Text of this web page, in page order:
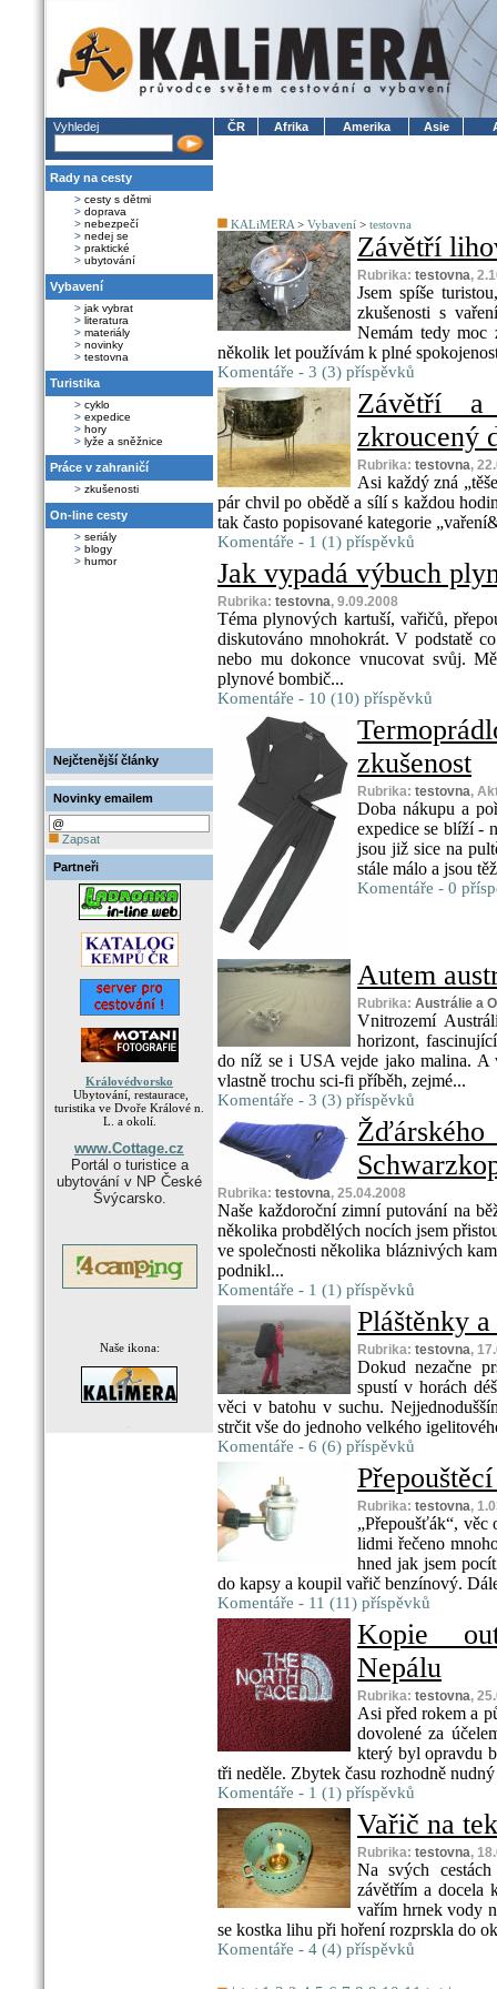
Vyhledej
Rady na cesty
> cesty s dětmi
> doprava
> nebezpečí
> nedej se
> praktické
> ubytování
Vybavení
> jak vybrat
> literatura
> materiály
> novinky
> testovna
Turistika
> cyklo
> expedice
> hory
> lyže a sněžnice
Práce v zahraničí
> zkušenosti
On-line cesty
> seriály
> blogy
> humor
Nejčtenější články
Novinky emailem
Zapsat
Partneři
Královédvorsko
Ubytování, restaurace,
turistika ve Dvoře Králové n.
L. a okolí.
www.Cottage.cz
Portál o turistice a
ubytování v NP České
Švýcarsko.
Naše ikona:
ČR Afrika Amerika Asie
KALiMERA > Vybavení > testovna
Závětří
Rubrika: testovna,
Jsem spíše
zkušenosti s
Nemám tedy moc
několik let používám k plné
Komentáře - 3 (3) příspěvků
Závětří a
zkroucený
Rubrika: testovna,
Asi každý zná
pár chvil po obědě a sílí s každou
tak často popisované kategorie
Komentáře - 1 (1) příspěvků
Jak vypadá výbuch
Rubrika: testovna, 9.09.2008
Téma plynových kartuší, vařičů,
diskutováno mnohokrát. V podstatě
nebo mu dokonce vnucovat svůj.
plynové bombič...
Komentáře - 10 (10) příspěvků
zkušenost
Rubrika: testovna,
Doba nákupu a
expedice se blíží -
jsou již sice na
stále málo a jsou
Komentáře - 0
Autem
Rubrika: Austrálie a
Vnitrozemí
horizont,
do níž se i USA vejde jako malina. A
vlastně trochu sci-fi příběh, zejmé...
Komentáře - 3 (3) příspěvků
Rubrika: testovna, 25.04.2008
Naše každoroční zimní putování na
několika probdělých nocích jsem
ve společnosti několika bláznivých
podnikl...
Komentáře - 1 (1) příspěvků
Pláštěnky
Rubrika: testovna,
Dokud nezačne
spustí v horách
věci v batohu v suchu.
strčit vše do jednoho velkého
Komentáře - 6 (6) příspěvků
Rubrika: testovna,
„Přepoušťák“,
lidmi řečeno
hned jak jsem
do kapsy a koupil vařič benzínový.
Komentáře - 11 (11) příspěvků
Kopie
Nepálu
Rubrika: testovna,
Asi před rokem a
dovolené za
který byl opravdu
tři neděle. Zbytek času rozhodně
Komentáře - 1 (1) příspěvků
Vařič na
Rubrika: testovna,
Na svých
závětřím a docela
vařím hrnek vody
se kostka lihu při hoření rozprskla do
Komentáře - 4 (4) příspěvků